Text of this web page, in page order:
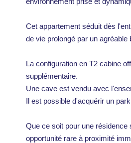
Cet appartement séduit dès
de vie prolongé par un
La configuration en T2 cabine
supplémentaire.
Une cave est vendu avec
Il est possible d'acquérir un
Que ce soit pour une résidence
opportunité rare à proximité